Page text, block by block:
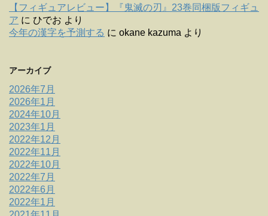
【フィギュアレビュー】『鬼滅の刃』23巻同梱版フィギュ
ア に ひでお より
今年の漢字を予測する に okane kazuma より
アーカイブ
2026年7月
2026年1月
2024年10月
2023年1月
2022年12月
2022年11月
2022年10月
2022年7月
2022年6月
2022年1月